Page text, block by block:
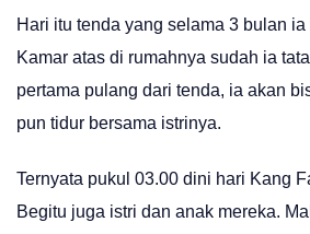
Hari itu tenda yang selama 3 bulan
Kamar atas di rumahnya sudah ia
pertama pulang dari tenda, ia akan
pun tidur bersama istrinya.
Ternyata pukul 03.00 dini hari Kang
Begitu juga istri dan anak mereka.